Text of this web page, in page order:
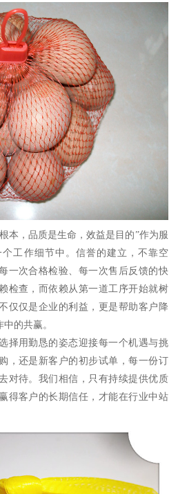
本，品质是生命，效益是目的”作为服
工作细节中。信誉的建立，不靠空
一次合格检验、每一次售后反馈的快
检查，而依赖从第一道工序开始就树
仅仅是企业的利益，更是帮助客户降
的共赢。
择用勤恳的姿态迎接每一个机遇与挑
，还是新客户的初步试单，每一份订
对待。我们相信，只有持续提供优质
得客户的长期信任，才能在行业中站